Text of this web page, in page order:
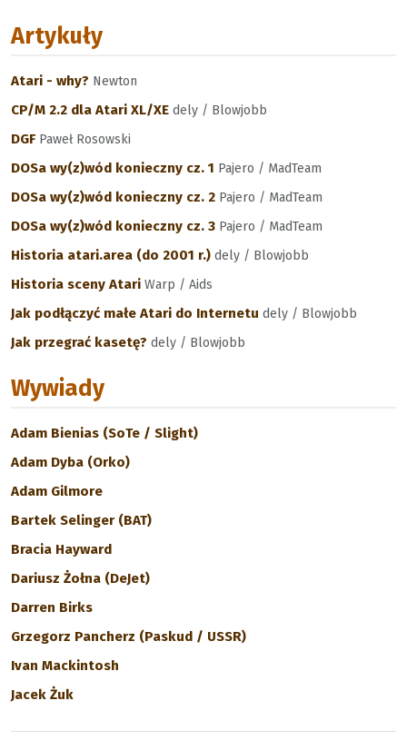
Artykuły
Atari - why? Newton
CP/M 2.2 dla Atari XL/XE dely / Blowjobb
DGF Paweł Rosowski
DOSa wy(z)wód konieczny cz. 1 Pajero / MadTeam
DOSa wy(z)wód konieczny cz. 2 Pajero / MadTeam
DOSa wy(z)wód konieczny cz. 3 Pajero / MadTeam
Historia atari.area (do 2001 r.) dely / Blowjobb
Historia sceny Atari Warp / Aids
Jak podłączyć małe Atari do Internetu dely / Blowjobb
Jak przegrać kasetę? dely / Blowjobb
Wywiady
Adam Bienias (SoTe / Slight)
Adam Dyba (Orko)
Adam Gilmore
Bartek Selinger (BAT)
Bracia Hayward
Dariusz Żołna (DeJet)
Darren Birks
Grzegorz Pancherz (Paskud / USSR)
Ivan Mackintosh
Jacek Żuk